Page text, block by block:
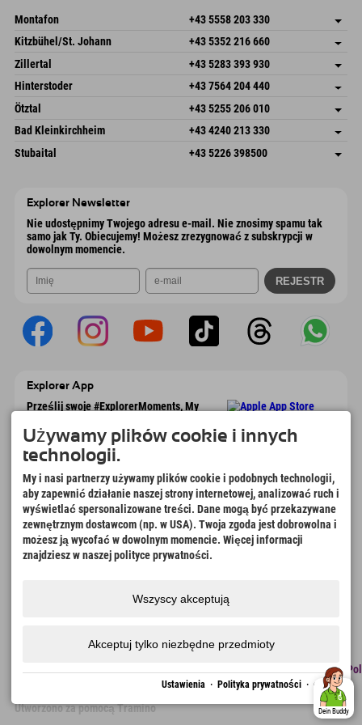
Montafon +43 5558 203 330
Dorfstr. 127b
6793 Gaschurn/Montafon
Austria
Zapisz adres
Książka
Kitzbühel/St. Johann +43 5352 216 660
Speckbacherstraße 87
6380 St. Johann in Tirol
Austria
Zapisz adres
Informacje o przyjeździe
Książka
Zillertal +43 5283 393 930
Schmiedau 2
Austria
Zapisz adres
Książka
Hinterstoder +43 7564 204 440
Freizeitpark 10
4573 Hinterstoder
Austria
Zapisz adres
Informacje o przyjeździe
Książka
Ötztal +43 5255 206 010
Gscheat 14
Austria
Zapisz adres
Książka
Bad Kleinkirchheim +43 4240 213 330
Dorfstraße 24
9546 Bad Kleinkirchheim
Zapisz adres
Informacje o przyjeździe
Stubaital +43 5226 398500
Explorer Newsletter
Nie udostępnimy Twojego adresu e-mail. Nie znosimy spamu tak
samo jak Ty. Obiecujemy! Możesz zrezygnować z subskrypcji w
dowolnym momencie.
Explorer App
Prześlij swoje #ExplorerMoments, My
listą marzeń, przeglądem restauracji i
wieloma innymi. Pobierz teraz!
Czas na chwile odkrywcy
166
Jeziora górskie i baseny
rekreacyjne
4.634km
Stoki do jazdy na nartach i
snowboardzie
8.991km
wędrówek i wspinaczki
odcisk Ochrona Dostępność naciskać Certyfikaty
zrównoważonego
Praca
Utworzono za pomocą Tramino Dein Buddy
Używamy plików cookie i innych
technologii.
My i nasi partnerzy używamy plików cookie i podobnych technologii,
aby zapewnić działanie naszej strony internetowej, analizować ruch i
wyświetlać spersonalizowane treści. Dane mogą być przekazywane
zewnętrznym dostawcom (np. w USA). Twoja zgoda jest dobrowolna i
możesz ją wycofać w dowolnym momencie. Więcej informacji
znajdziesz w naszej polityce prywatności.
Wszyscy akceptują
Akceptuj tylko niezbędne przedmioty
Ustawienia · Polityka prywatności · odcisk